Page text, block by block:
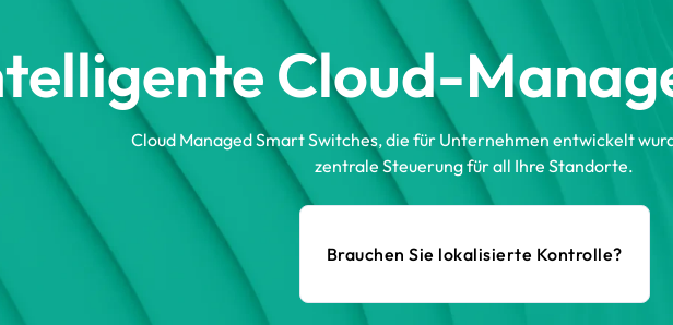
Cloud-
Cloud Managed Smart Switches, die für Unternehmen entwickelt
zentrale Steuerung für all Ihre Standorte.
Brauchen Sie lokalisierte Kontrolle?